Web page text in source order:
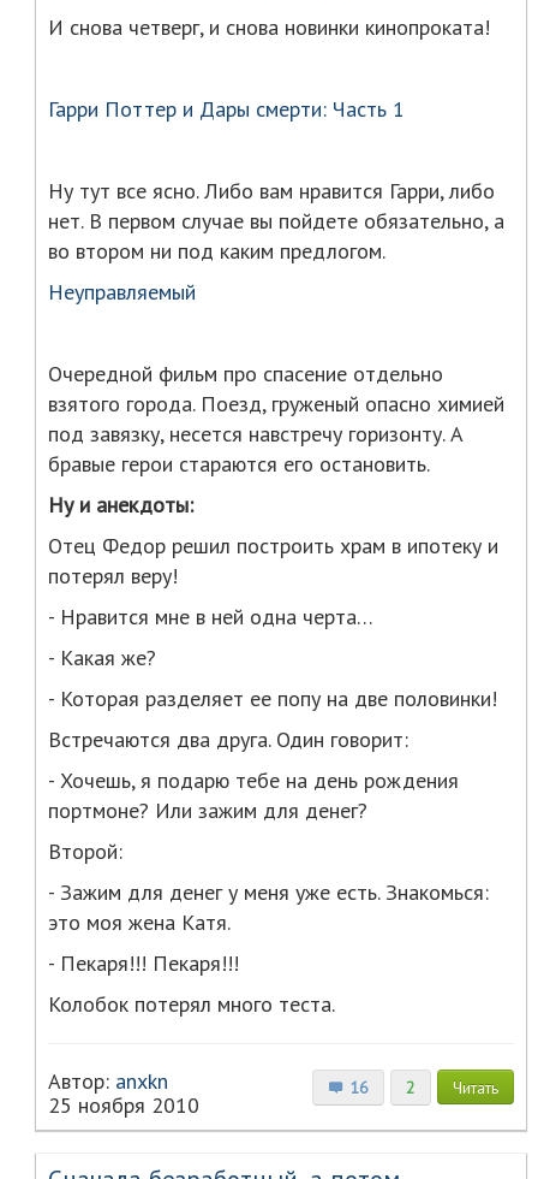
И снова четверг, и снова новинки кинопроката!
Гарри Поттер и Дары смерти: Часть 1
Ну тут все ясно. Либо вам нравится Гарри, либо
нет. В первом случае вы пойдете обязательно, а
во втором ни под каким предлогом.
Неуправляемый
Очередной фильм про спасение отдельно
взятого города. Поезд, груженый опасно химией
под завязку, несется навстречу горизонту. А
бравые герои стараются его остановить.
Ну и анекдоты:
Отец Федор решил построить храм в ипотеку и
потерял веру!
- Нравится мне в ней одна черта…
- Какая же?
- Которая разделяет ее попу на две половинки!
Встречаются два друга. Один говорит:
- Хочешь, я подарю тебе на день рождения
портмоне? Или зажим для денег?
Второй:
- Зажим для денег у меня уже есть. Знакомься:
это моя жена Катя.
- Пекаря!!! Пекаря!!!
Колобок потерял много теста.
16 2 Читать
Автор: anxkn
25 ноября 2010